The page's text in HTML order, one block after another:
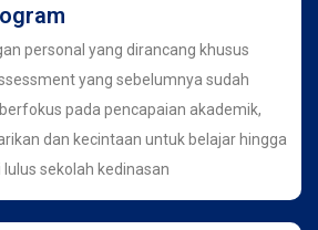
personal yang dirancang khusus
yang sebelumnya sudah
pada pencapaian akademik,
dan kecintaan untuk belajar hingga
sekolah kedinasan